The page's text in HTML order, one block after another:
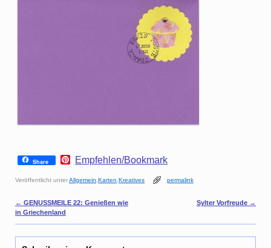
Share
P
n
e
r
s
t
Empfehlen/Bookmark
Veröffentlicht unterAllgemein Karten Kreatives permalink
Artikelnavigation
← GENUSSMEILE 22: Genießen wie
in Griechenland
Sylter Vorfreude →